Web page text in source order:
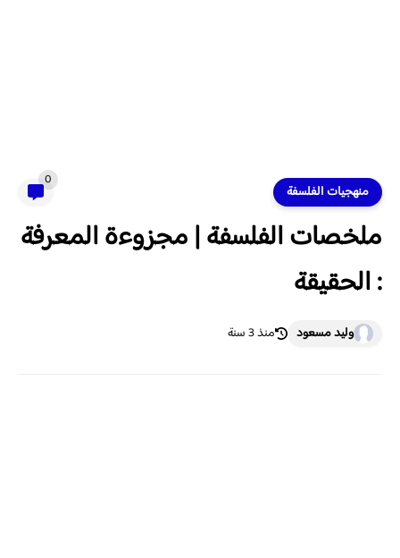
منهجيات الفلسفة
0
ملخصات الفلسفة | مجزوءة المعرفة
: الحقيقة
وليد مسعود منذ 3 سنة